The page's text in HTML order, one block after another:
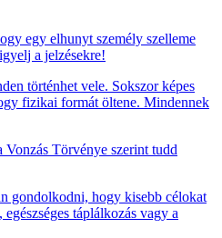
egy elhunyt személy szelleme
a jelzésekre!
történhet vele. Sokszor képes
fizikai formát öltene. Mindennek
Vonzás Törvénye szerint tudd
gondolkodni, hogy kisebb célokat
táplálkozás vagy a